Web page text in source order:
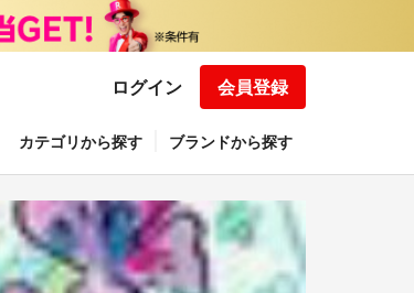
ログイン 会員登録
カテゴリから探す ブランドから探す